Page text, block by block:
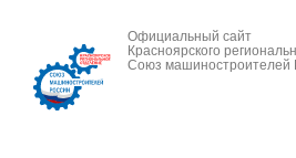
Официальный сайт
Красноярского
Союз машиностроителей